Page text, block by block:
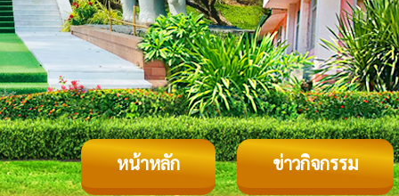
หน้าหลัก ข่าวกิจกรรม